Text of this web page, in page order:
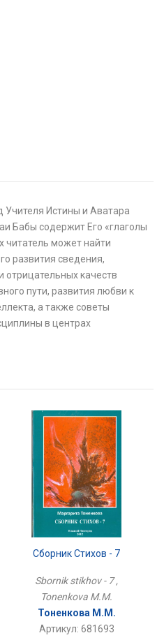
Учителя Истины и Аватара
Бабы содержит Его «глаголы
читатель может найти
развития сведения,
качеств
пути, развития любви к
а также советы
в центрах
Сборник Стихов - 7
Sbornik stikhov - 7 ,
Tonenkova M.M.
Тоненкова М.М.
Артикул: 681693